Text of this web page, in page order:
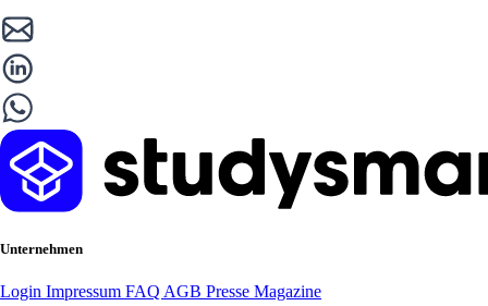
Unternehmen
Login Impressum FAQ AGB Presse Magazine